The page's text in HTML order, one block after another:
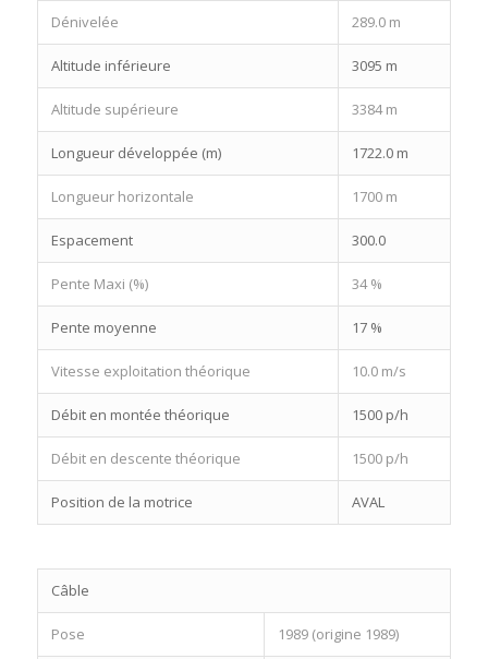
Dénivelée 289.0 m
Altitude inférieure 3095 m
Altitude supérieure 3384 m
Longueur développée (m) 1722.0 m
Longueur horizontale 1700 m
Espacement 300.0
Pente Maxi (%) 34 %
Pente moyenne 17 %
Vitesse exploitation théorique 10.0 m/s
Débit en montée théorique 1500 p/h
Débit en descente théorique 1500 p/h
Position de la motrice AVAL
Câble
Pose 1989 (origine 1989)